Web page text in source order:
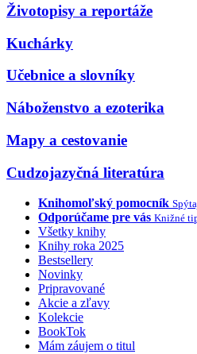
Životopisy a reportáže
Kuchárky
Učebnice a slovníky
Náboženstvo a ezoterika
Mapy a cestovanie
Cudzojazyčná literatúra
Knihomoľský pomocník
Odporúčame pre vás Knižné
Všetky knihy
Knihy roka 2025
Bestsellery
Novinky
Pripravované
Akcie a zľavy
Kolekcie
BookTok
Mám záujem o titul